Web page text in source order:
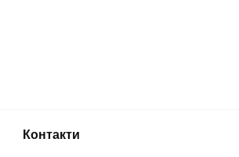
Контакти